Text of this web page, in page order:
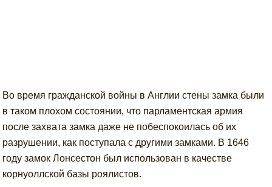
Во время гражданской войны в Англии стены замка были
в таком плохом состоянии, что парламентская армия
после захвата замка даже не побеспокоилась об их
разрушении, как поступала с другими замками. В 1646
году замок Лонсестон был использован в качестве
корнуоллской базы роялистов.